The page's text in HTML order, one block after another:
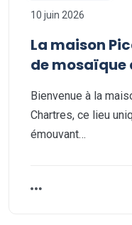
10 juin 2026
La maison
de mosaïque
Bienvenue à la
Chartres, ce lieu
émouvant…